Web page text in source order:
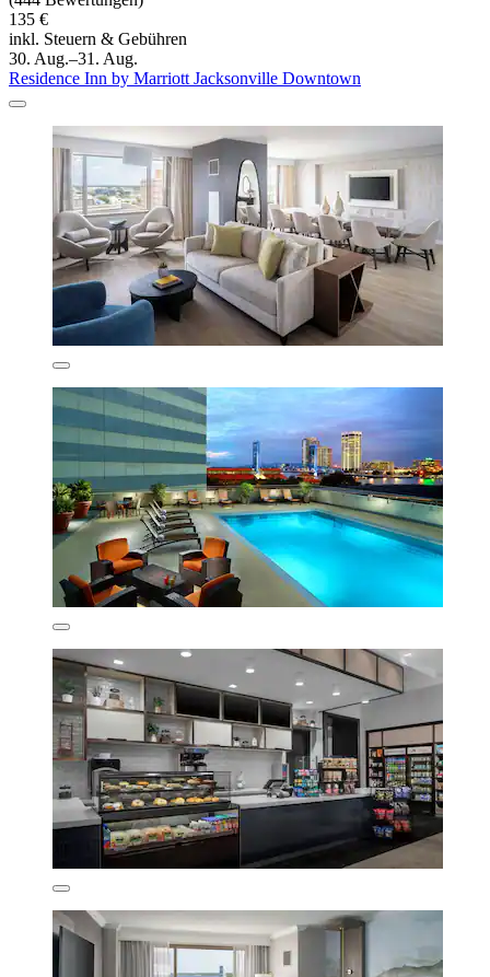
135 €
inkl. Steuern & Gebühren
30. Aug.–31. Aug.
Residence Inn by Marriott Jacksonville Downtown